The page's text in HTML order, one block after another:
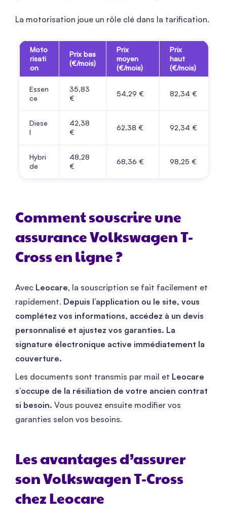
La motorisation joue un rôle clé dans la tarification.
Moto
risati
on
Prix bas
(€/mois)
Prix
moyen
(€/mois)
Prix
haut
(€/mois)
Essen
ce
35,83
€
54,29 € 82,34 €
Diese
l
42,38
€
62,38 € 92,34 €
Hybri
de
48,28
€
68,36 € 98,25 €
Comment souscrire une
assurance Volkswagen T-
Cross en ligne ?
Avec Leocare, la souscription se fait facilement et
rapidement. Depuis l’application ou le site, vous
complétez vos informations, accédez à un devis
personnalisé et ajustez vos garanties. La
signature électronique active immédiatement la
couverture.
Les documents sont transmis par mail et Leocare
s’occupe de la résiliation de votre ancien contrat
si besoin. Vous pouvez ensuite modifier vos
garanties selon vos besoins.
Les avantages d’assurer
son Volkswagen T-Cross
chez Leocare